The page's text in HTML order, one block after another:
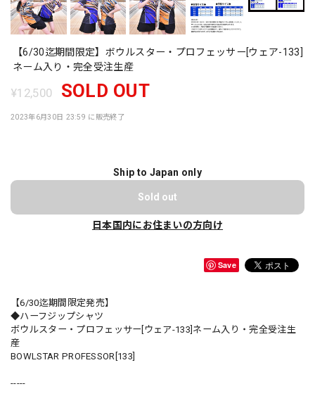
【6/30迄期間限定】ボウルスター・プロフェッサー[ウェア-133]
ネーム入り・完全受注生産
¥12,500 SOLD OUT
2023年6月30日 23:59 に販売終了
Ship to Japan only
Sold out
日本国内にお住まいの方向け
Save
【6/30迄期間限定発売】
◆ハーフジップシャツ
ボウルスター・プロフェッサー[ウェア-133]ネーム入り・完全受注生
産
BOWLSTAR PROFESSOR[133]
-----